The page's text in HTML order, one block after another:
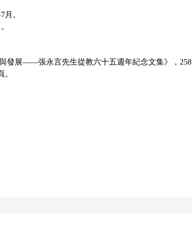
7月。
發展——張永言先生從教六十五週年紀念文集》， 258
。